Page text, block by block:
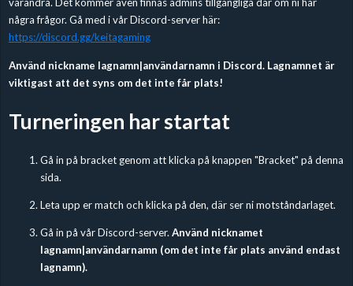
varandra. Det kommer även finnas admins tillgängliga där om ni har
några frågor. Gå med i vår Discord-server här:
https://discord.gg/keitagaming
Använd nickname lagnamn|användarnamn i Discord. Lagnamnet är
viktigast att det syns om det inte får plats!
Turneringen har startat
Gå in på bracket genom att klicka på knappen "Bracket" på denna
sida.
Leta upp er match och klicka på den, där ser ni motståndarlaget.
Gå in på vår Discord-server. Använd nicknamet
lagnamn|användarnamn (om det inte får plats använd endast
lagnamn).